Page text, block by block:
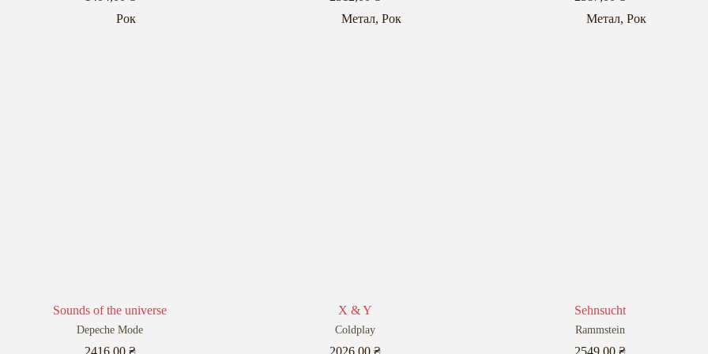
Рок
Метал, Рок
Метал, Рок
Sounds of the universe
Depeche Mode
X & Y
Coldplay
Sehnsucht
Rammstein